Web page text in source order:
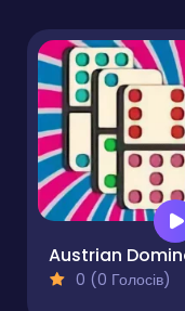
0 (0 Голосів)